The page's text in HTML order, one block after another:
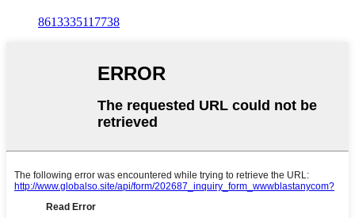
8613335117738